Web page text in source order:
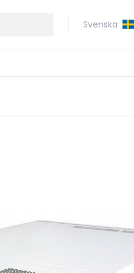
Svenska